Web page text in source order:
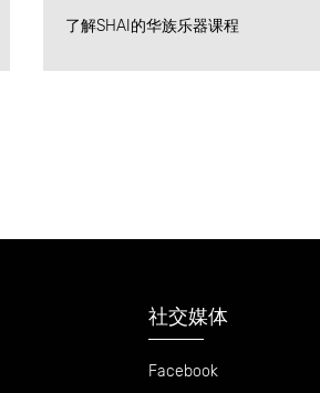
了解SHAI的华族乐器课程
社交媒体
Facebook